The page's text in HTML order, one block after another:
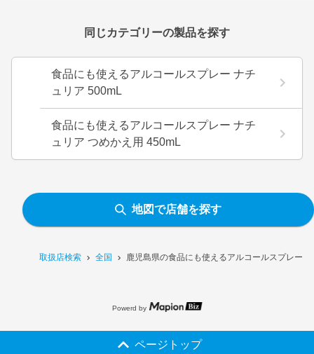
取扱店検索 全国 鹿児島県の食品にも使えるアルコールスプレー
同じカテゴリーの製品を探す
食品にも使えるアルコールスプレー ナチ
ュリア 500mL
食品にも使えるアルコールスプレー ナチ
ュリア つめかえ用 450mL
地図で店舗を探す
Powerd by
ページトップ